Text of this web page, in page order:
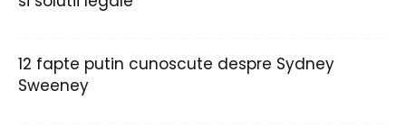
12 fapte putin cunoscute despre Sydney
Sweeney